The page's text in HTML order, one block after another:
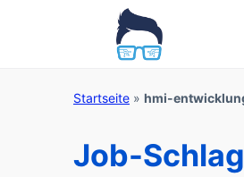
Startseite » hmi-
Job-